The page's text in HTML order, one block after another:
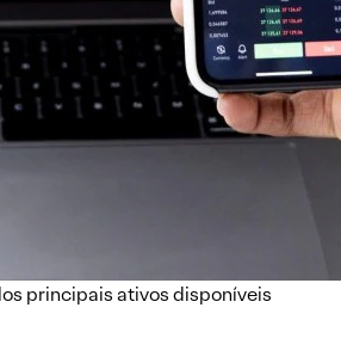
principais ativos disponíveis